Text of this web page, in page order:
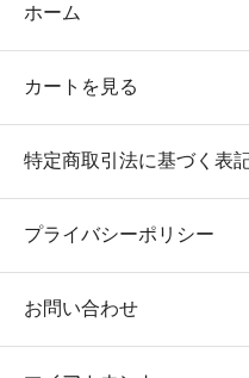
ホーム
カートを見る
特定商取引法に基づく表
プライバシーポリシー
お問い合わせ